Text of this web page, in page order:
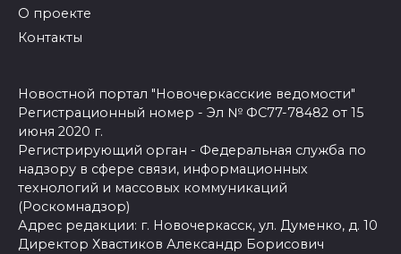
О проекте
Контакты
Новостной портал "Новочеркасские ведомости"
Регистрационный номер - Эл № ФС77-78482 от 15
июня 2020 г.
Регистрирующий орган - Федеральная служба по
надзору в сфере связи, информационных
технологий и массовых коммуникаций
(Роскомнадзор)
Адрес редакции: г. Новочеркасск, ул. Думенко, д. 10
Директор Хвастиков Александр Борисович